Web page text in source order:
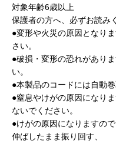
対象年齢6歳以上
保護者の方へ、必ずお読み
●変形や火災の原因となり
さい。
●破損・変形の恐れがあり
い。
●本製品のコードには自動
●窒息やけがの原因になり
ないでください。
●けがの原因になりますの
伸ばしたまま振り回す、